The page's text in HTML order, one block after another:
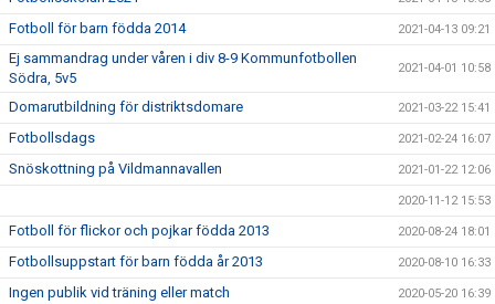
Fotboll för barn födda 2014 2021-04-13 09:21
Ej sammandrag under våren i div 8-9 Kommunfotbollen
Södra, 5v5
2021-04-01 10:58
Domarutbildning för distriktsdomare 2021-03-22 15:41
Fotbollsdags 2021-02-24 16:07
Snöskottning på Vildmannavallen 2021-01-22 12:06
2020-11-12 15:53
Fotboll för flickor och pojkar födda 2013 2020-08-24 18:01
Fotbollsuppstart för barn födda år 2013 2020-08-10 16:33
Ingen publik vid träning eller match 2020-05-20 16:39